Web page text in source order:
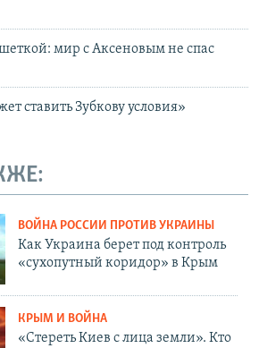
мир с Аксеновым не спас
ставить Зубкову условия»
ВОЙНА РОССИИ ПРОТИВ УКРАИНЫ
Как Украина берет под контроль
«сухопутный коридор» в Крым
КРЫМ И ВОЙНА
«Стереть Киев с лица земли». Кто